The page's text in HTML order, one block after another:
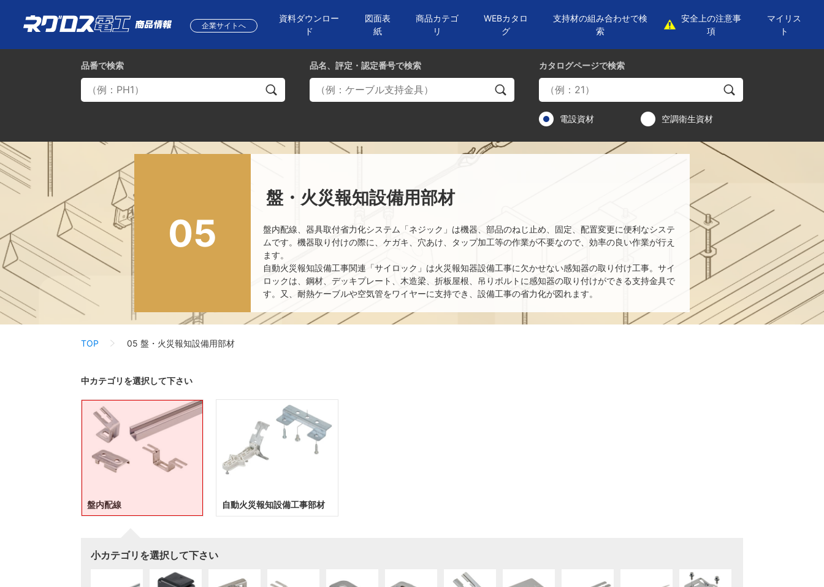
企業サイトへ
資料ダウンロー
ド
図面表
紙
商品カテゴ
リ
WEBカタロ
グ
支持材の組み合わせで検
索
安全上の注意事
項
マイリス
ト
品番で検索 カタログページで検索
電設資材 空調衛生資材
品名、評定・認定番号で検索
05
盤・火災報知設備用部材
盤内配線、器具取付省力化システム「ネジック」は機器、部品のねじ止め、固定、配置変更に便利なシステ
ムです。機器取り付けの際に、ケガキ、穴あけ、タップ加工等の作業が不要なので、効率の良い作業が行え
ます。
自動火災報知設備工事関連「サイロック」は火災報知器設備工事に欠かせない感知器の取り付け工事。サイ
ロックは、鋼材、デッキプレート、木造梁、折板屋根、吊りボルトに感知器の取り付けができる支持金具で
す。又、耐熱ケーブルや空気管をワイヤーに支持でき、設備工事の省力化が図れます。
TOP 05 盤・火災報知設備用部材
中カテゴリを選択して下さい
盤内配線
小カテゴリを選択して下さい
自動火災報知設備工事部材